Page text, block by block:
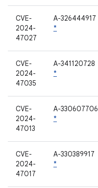
CVE-
2024-
47027
A-326444917
*
CVE-
2024-
47035
A-341120728
*
CVE-
2024-
47013
A-330607706
*
CVE-
2024-
47017
A-330389917
*